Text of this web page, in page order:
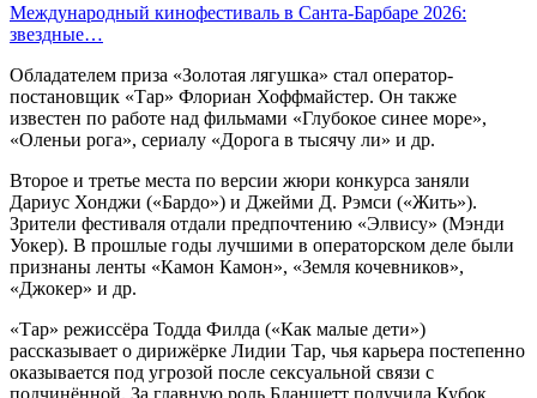
Международный кинофестиваль в Санта-Барбаре 2026:
звездные…
Обладателем приза «Золотая лягушка» стал оператор-
постановщик «Тар» Флориан Хоффмайстер. Он также
известен по работе над фильмами «Глубокое синее море»,
«Оленьи рога», сериалу «Дорога в тысячу ли» и др.
Второе и третье места по версии жюри конкурса заняли
Дариус Хонджи («Бардо») и Джейми Д. Рэмси («Жить»).
Зрители фестиваля отдали предпочтению «Элвису» (Мэнди
Уокер). В прошлые годы лучшими в операторском деле были
признаны ленты «Камон Камон», «Земля кочевников»,
«Джокер» и др.
«Тар» режиссёра Тодда Филда («Как малые дети»)
рассказывает о дирижёрке Лидии Тар, чья карьера постепенно
оказывается под угрозой после сексуальной связи с
подчинённой. За главную роль Бланшетт получила Кубок